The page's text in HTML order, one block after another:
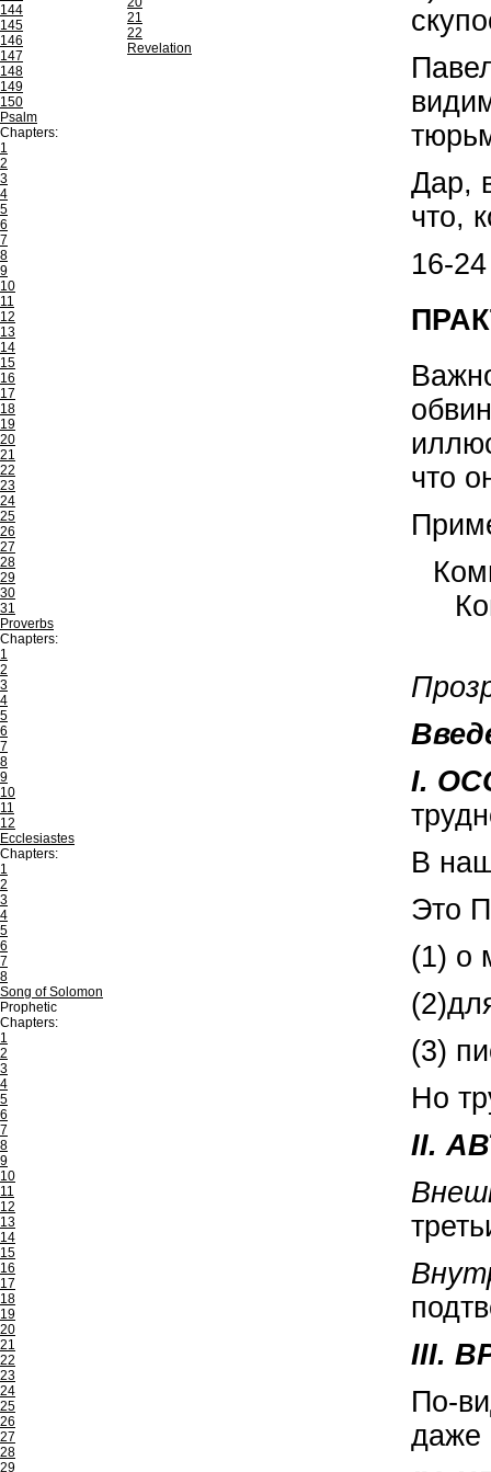
144
145
146
147
148
149
150
Psalm
Chapters:
1
2
3
4
5
6
7
8
9
10
11
12
13
14
15
16
17
18
19
20
21
22
23
24
25
26
27
28
29
30
31
Proverbs
Chapters:
1
2
3
4
5
6
7
8
9
10
11
12
Ecclesiastes
Chapters:
1
2
3
4
5
6
7
8
Song of Solomon
Prophetic
Chapters:
1
2
3
4
5
6
7
8
9
10
11
12
13
14
15
16
17
18
19
20
21
22
23
24
25
26
27
28
29
21
22
Revelation
Дар,
что,
16-24
что
I.
В
Это
(1) о
(3)
Но
II.
III.
По-
даже